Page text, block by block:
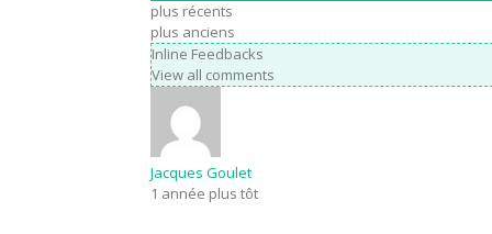
plus récents
plus anciens
Inline Feedbacks
View all comments
Jacques Goulet
1 année plus tôt